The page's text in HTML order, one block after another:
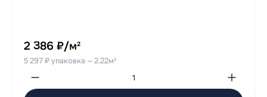
2 386 ₽/м²
5 297 ₽ упаковка — 2.22м²